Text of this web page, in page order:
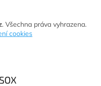
. Všechna práva vyhrazena.
cookies